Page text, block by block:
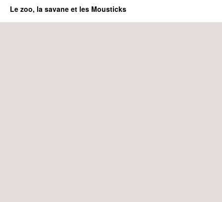
Le zoo, la savane et les Mousticks